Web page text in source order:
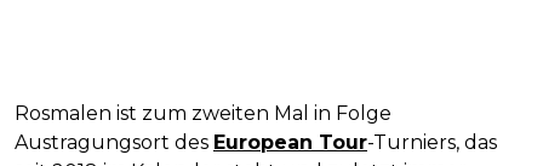
Rosmalen ist zum zweiten Mal in Folge
Austragungsort des European Tour-Turniers, das